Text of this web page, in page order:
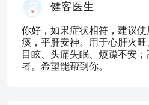
健客医生
你好，如果症状相符，建议
痰，平肝安神。用于心肝火
目眩、头痛失眠、烦躁不安
者。希望能帮到你。